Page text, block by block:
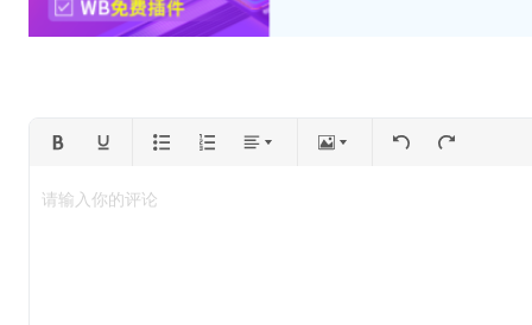
请输入你的评论